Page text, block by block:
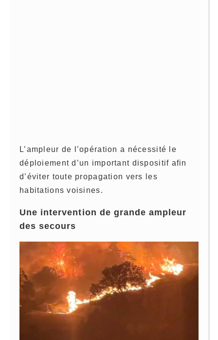
L’ampleur de l’opération a nécessité le
déploiement d’un important dispositif afin
d’éviter toute propagation vers les
habitations voisines.
Une intervention de grande ampleur
des secours